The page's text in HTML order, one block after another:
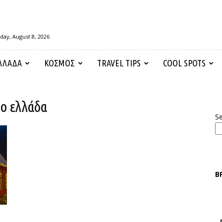
August 8, 2026
ΚΟΣΜΟΣ TRAVEL TIPS COOL SPOTS
ελλάδα